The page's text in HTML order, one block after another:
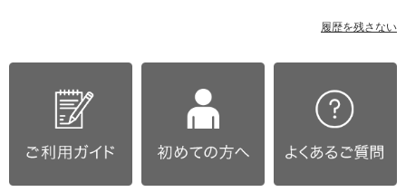
履歴を残さない